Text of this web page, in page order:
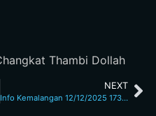
Thambi Dollah
NEXT
Info Kemalangan 12/12/2025 1739 Hrs